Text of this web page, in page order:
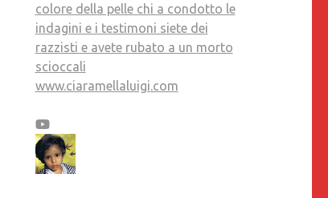
colore della pelle chi a condotto le
indagini e i testimoni siete dei
razzisti e avete rubato a un morto
scioccali
www.ciaramellaluigi.com